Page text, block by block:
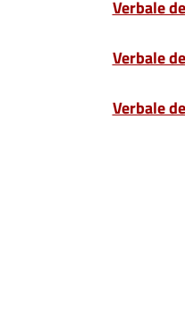
Verbale
Verbale
Verbale